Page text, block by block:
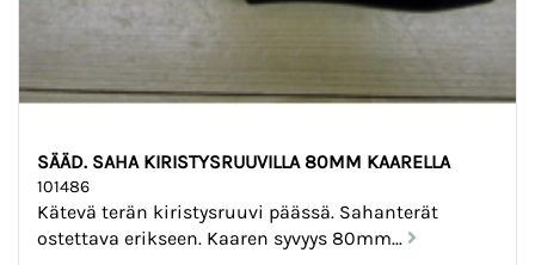
SÄÄD. SAHA KIRISTYSRUUVILLA 80MM KAARELLA
101486
Kätevä terän kiristysruuvi päässä. Sahanterät
ostettava erikseen. Kaaren syvyys 80mm...